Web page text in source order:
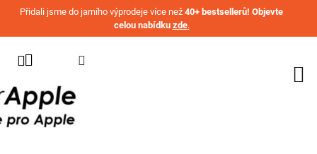
Přejít na obsah
Přidali jsme do jarního výprodeje více než 40+ bestsellerů! Objevte
celou nabídku zde.
IPHONE